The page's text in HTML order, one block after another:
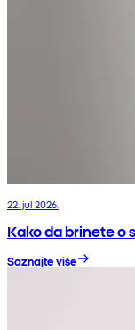
22. jul 2026.
Kako da brinete o
Saznajte više